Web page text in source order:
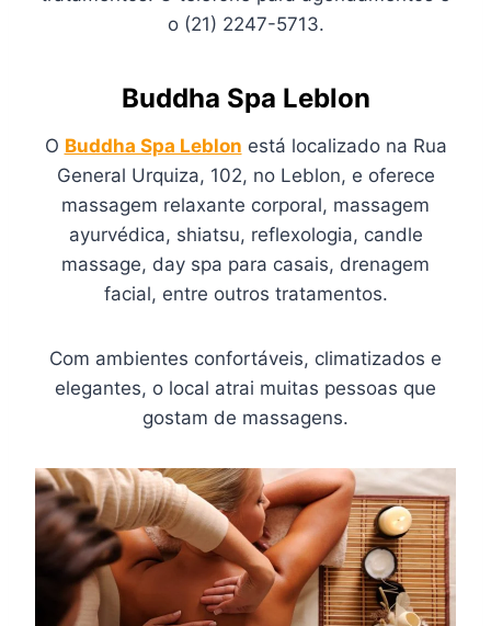
o (21) 2247-5713.
Buddha Spa Leblon
O Buddha Spa Leblon está localizado na Rua
General Urquiza, 102, no Leblon, e oferece
massagem relaxante corporal, massagem
ayurvédica, shiatsu, reflexologia, candle
massage, day spa para casais, drenagem
facial, entre outros tratamentos.
Com ambientes confortáveis, climatizados e
elegantes, o local atrai muitas pessoas que
gostam de massagens.